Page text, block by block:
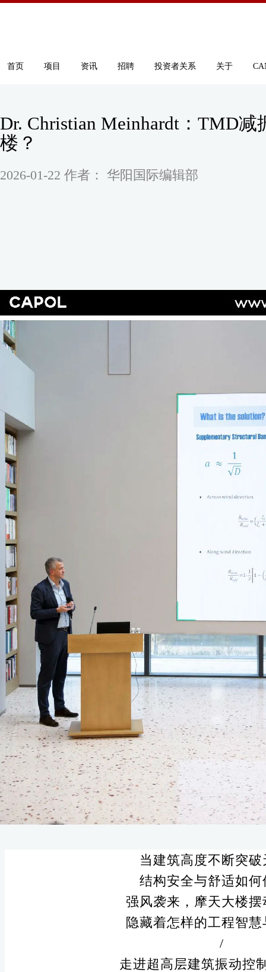
首页 项目 资讯 招聘 投资者关系 关于
Dr. Christian Meinhardt：TMD
楼？
2026-01-22 作者： 华阳国际编辑部
当建筑高度不断突
结构安全与舒适如何
强风袭来，摩天大楼
隐藏着怎样的工程智
/
走进超高层建筑振动控